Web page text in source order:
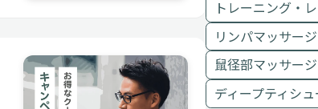
トレーニング・
リンパマッサージ
鼠径部マッサージ
ディープティシ